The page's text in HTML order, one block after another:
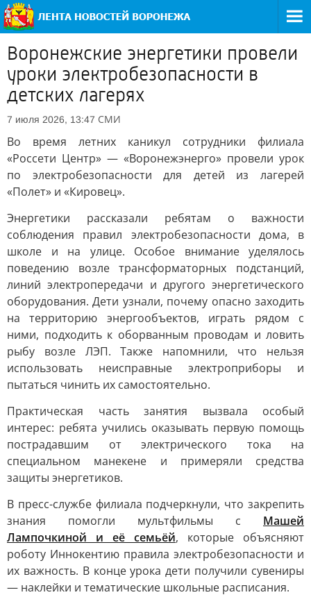
Воронежские энергетики провели
уроки электробезопасности в
детских лагерях
7 июля 2026, 13:47 СМИ
Во время летних каникул сотрудники филиала
«Россети Центр» — «Воронежэнерго» провели урок
по электробезопасности для детей из лагерей
«Полет» и «Кировец».
Энергетики рассказали ребятам о важности
соблюдения правил электробезопасности дома, в
школе и на улице. Особое внимание уделялось
поведению возле трансформаторных подстанций,
линий электропередачи и другого энергетического
оборудования. Дети узнали, почему опасно заходить
на территорию энергообъектов, играть рядом с
ними, подходить к оборванным проводам и ловить
рыбу возле ЛЭП. Также напомнили, что нельзя
использовать неисправные электроприборы и
пытаться чинить их самостоятельно.
Практическая часть занятия вызвала особый
интерес: ребята учились оказывать первую помощь
пострадавшим от электрического тока на
специальном манекене и примеряли средства
защиты энергетиков.
В пресс-службе филиала подчеркнули, что закрепить
знания помогли мультфильмы с Машей
Лампочкиной и её семьёй, которые объясняют
роботу Иннокентию правила электробезопасности и
их важность. В конце урока дети получили сувениры
— наклейки и тематические школьные расписания.